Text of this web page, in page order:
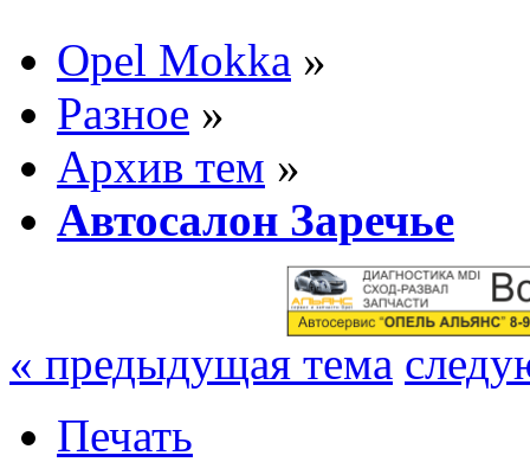
Opel Mokka »
Разное »
Архив тем »
Автосалон Заречье
« предыдущая тема
Печать